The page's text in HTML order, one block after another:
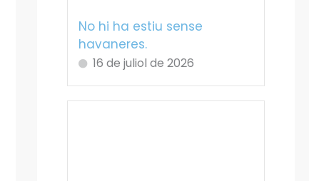
No hi ha estiu sense
havaneres.
16 de juliol de 2026